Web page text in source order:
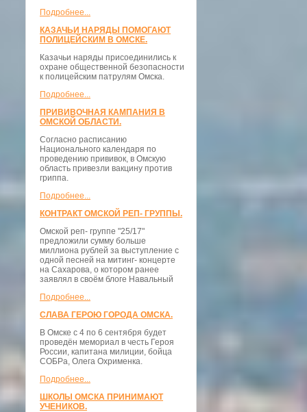
Подробнее...
КАЗАЧЬИ НАРЯДЫ ПОМОГАЮТ
ПОЛИЦЕЙСКИМ В ОМСКЕ.
Казачьи наряды присоединились к
охране общественной безопасности
к полицейским патрулям Омска.
Подробнее...
ПРИВИВОЧНАЯ КАМПАНИЯ В
ОМСКОЙ ОБЛАСТИ.
Согласно расписанию
Национального календаря по
проведению прививок, в Омскую
область привезли вакцину против
гриппа.
Подробнее...
КОНТРАКТ ОМСКОЙ РЕП- ГРУППЫ.
Омской реп- группе "25/17"
предложили сумму больше
миллиона рублей за выступление с
одной песней на митинг- концерте
на Сахарова, о котором ранее
заявлял в своём блоге Навальный
Подробнее...
СЛАВА ГЕРОЮ ГОРОДА ОМСКА.
В Омске с 4 по 6 сентября будет
проведён мемориал в честь Героя
России, капитана милиции, бойца
СОБРа, Олега Охрименка.
Подробнее...
ШКОЛЫ ОМСКА ПРИНИМАЮТ
УЧЕНИКОВ.